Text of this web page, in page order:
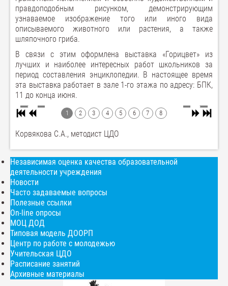
правдоподобным рисунком, демонстрирующим
узнаваемое изображение того или иного вида
описываемого животного или растения, а также
шляпочного гриба.
В связи с этим оформлена выставка «Горицвет» из
лучших и наиболее интересных работ школьников за
период составления энциклопедии. В настоящее время
эта выставка работает в зале 1-го этажа по адресу: БПК,
11 до конца июня.
1 2 3 4 5 6 7 8
Корвякова С.А., методист ЦДО
Независимая оценка качества образовательной
деятельности учреждения
Новости
Часто задаваемые вопросы
Полезные ссылки
On-line опросы
МОЦ ДОД
Типовая модель ДООРП
Центр по работе с молодежью
Учительская ЦДО
Расписание занятий
Архивные материалы